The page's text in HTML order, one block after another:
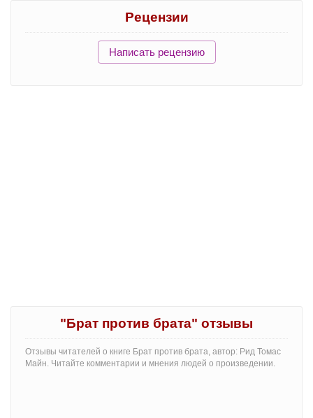
Рецензии
Написать рецензию
"Брат против брата" отзывы
Отзывы читателей о книге Брат против брата, автор: Рид Томас
Майн. Читайте комментарии и мнения людей о произведении.